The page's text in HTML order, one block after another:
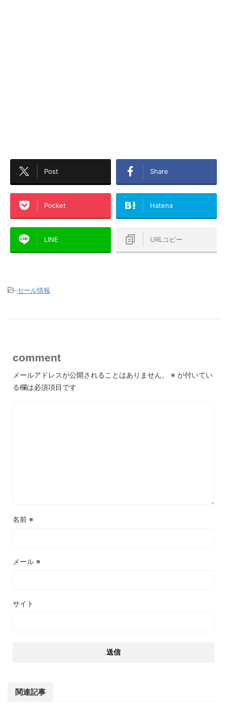
Post Share
Pocket Hatena
LINE URLコピー
-セール情報
comment
メールアドレスが公開されることはありません。 ※ が付いてい
る欄は必須項目です
名前 ※
メール ※
サイト
関連記事